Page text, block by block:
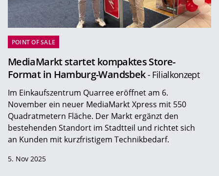
POINT OF SALE
MediaMarkt startet kompaktes Store-
Format in Hamburg-Wandsbek- Filialkonzept
Im Einkaufszentrum Quarree eröffnet am 6.
November ein neuer MediaMarkt Xpress mit 550
Quadratmetern Fläche. Der Markt ergänzt den
bestehenden Standort im Stadtteil und richtet sich
an Kunden mit kurzfristigem Technikbedarf.
5. Nov 2025